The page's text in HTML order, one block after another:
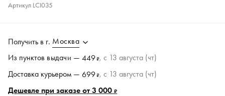
Артикул LCI035
Получить в г. Москва
Из пунктов выдачи — 449₽, c 13 августа (чт)
Доставка курьером — 699₽, c 13 августа (чт)
Дешевле при заказе от 3 000 ₽